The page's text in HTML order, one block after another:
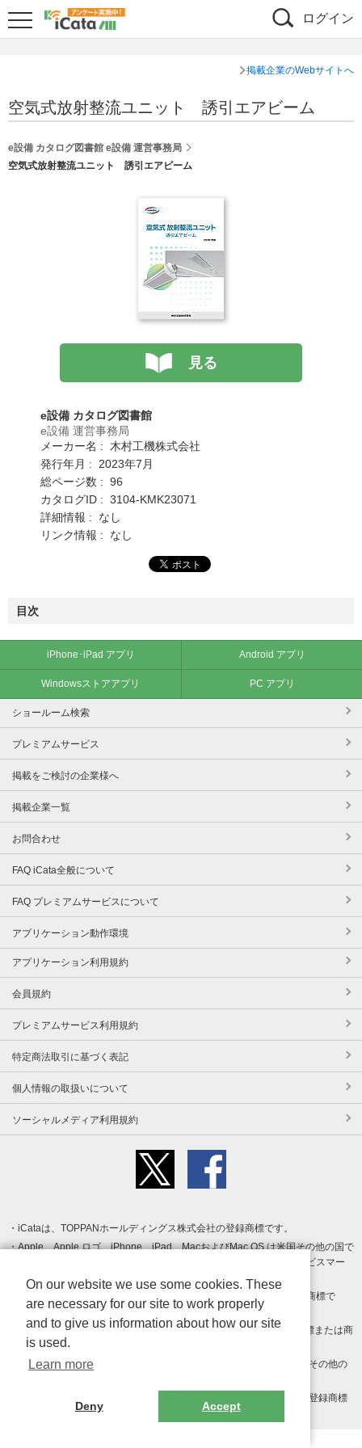
ログイン
掲載企業のWebサイトへ
空気式放射整流ユニット 誘引エアビーム
e設備 カタログ図書館 e設備 運営事務局
空気式放射整流ユニット 誘引エアビーム
見る
e設備 カタログ図書館
e設備 運営事務局
メーカー名 : 木村工機株式会社
発行年月 : 2023年7月
総ページ数 : 96
カタログID : 3104-KMK23071
詳細情報 : なし
リンク情報 : なし
目次
iPhone･iPad アプリ Android アプリ
Windowsストアアプリ PC アプリ
ショールーム検索
プレミアムサービス
掲載をご検討の企業様へ
掲載企業一覧
お問合わせ
FAQ iCata全般について
FAQ プレミアムサービスについて
アプリケーション動作環境
アプリケーション利用規約
会員規約
プレミアムサービス利用規約
特定商法取引に基づく表記
個人情報の取扱いについて
ソーシャルメディア利用規約
iCataは、TOPPANホールディングス株式会社の登録商標です。
Apple、Apple ロゴ、iPhone、iPad、MacおよびMac OS は米国その他の国で
登録された Apple Inc. の商標です。App Store は Apple Inc. のサービスマー
クです。
Android、Google Play および Google Play ロゴ は Google LLC の商標で
す。
Windows は Microsoft Inc.の米国およびその他の国における登録商標または商
標です。
Adobe、Adobe Reader、Adobe PDF は、Adobe Inc.の米国およびその他の
その他、記載されている会社名、商品名、ロゴは各社の商標または登録商標
On our website we use some cookies. These
are necessary for our site to work properly
and to give us information about how our site
is used.
Learn more
Deny Accept